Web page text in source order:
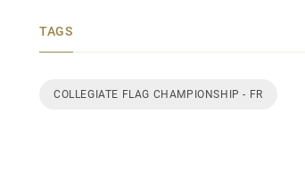
TAGS
COLLEGIATE FLAG CHAMPIONSHIP - FR